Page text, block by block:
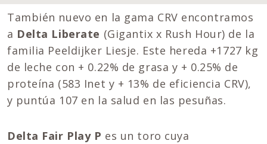
También nuevo en la gama CRV encontramos
a Delta Liberate (Gigantix x Rush Hour) de la
familia Peeldijker Liesje. Este hereda +1727 kg
de leche con + 0.22% de grasa y + 0.25% de
proteína (583 Inet y + 13% de eficiencia CRV),
y puntúa 107 en la salud en las pesuñas.
Delta Fair Play P es un toro cuya